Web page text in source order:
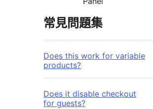
常見問題集
Does this work for variable
products?
Does it disable checkout
for guests?